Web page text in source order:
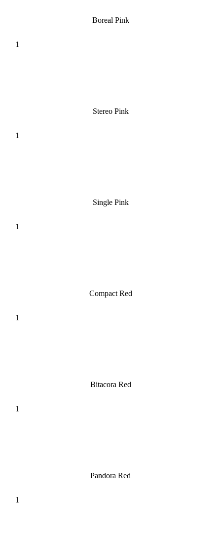
Boreal Pink
Stereo Pink
Single Pink
Compact Red
Bitacora Red
Pandora Red